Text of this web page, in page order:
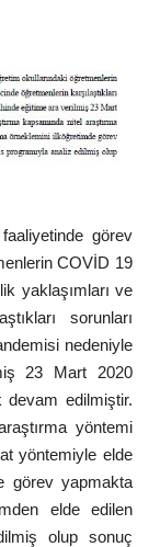
görev
COVİD 19
yaklaşımları ve
sorunları
nedeniyle
23 Mart 2020
devam edilmiştir.
yöntemi
yöntemiyle elde
görev yapmakta
elde edilen
olup sonuç